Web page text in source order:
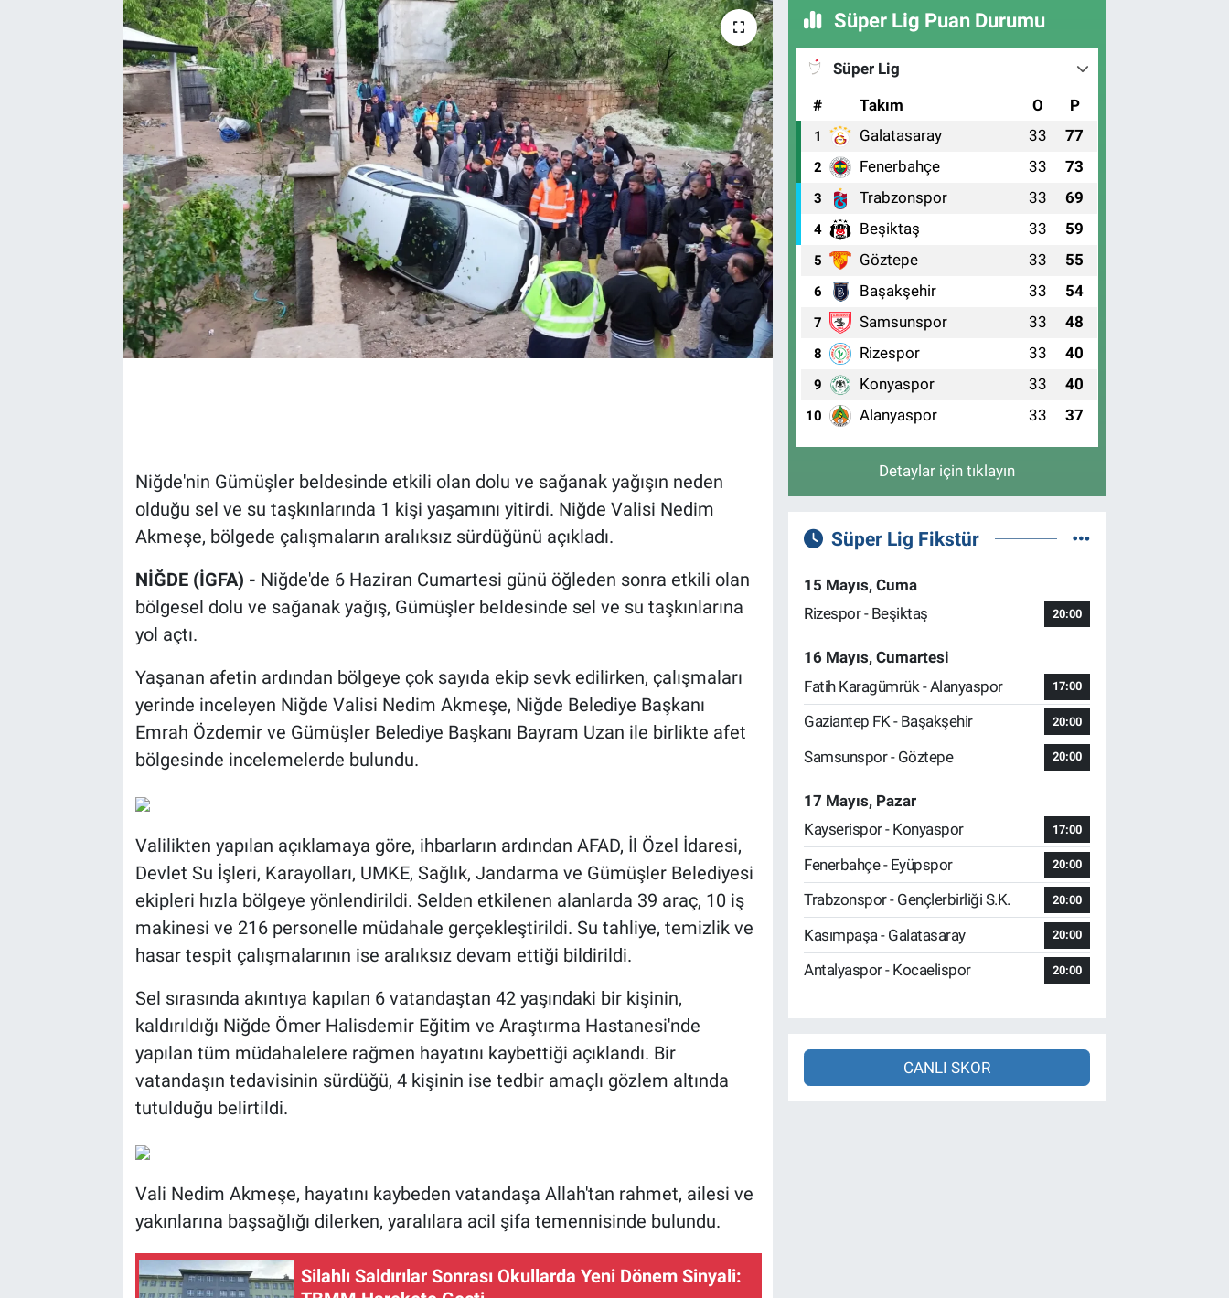
Niğde'nin Gümüşler beldesinde etkili olan dolu ve sağanak yağışın neden
olduğu sel ve su taşkınlarında 1 kişi yaşamını yitirdi. Niğde Valisi Nedim
Akmeşe, bölgede çalışmaların aralıksız sürdüğünü açıkladı.
NİĞDE (İGFA) - Niğde'de 6 Haziran Cumartesi günü öğleden sonra etkili olan
bölgesel dolu ve sağanak yağış, Gümüşler beldesinde sel ve su taşkınlarına
yol açtı.
Yaşanan afetin ardından bölgeye çok sayıda ekip sevk edilirken, çalışmaları
yerinde inceleyen Niğde Valisi Nedim Akmeşe, Niğde Belediye Başkanı
Emrah Özdemir ve Gümüşler Belediye Başkanı Bayram Uzan ile birlikte afet
bölgesinde incelemelerde bulundu.
Valilikten yapılan açıklamaya göre, ihbarların ardından AFAD, İl Özel İdaresi,
Devlet Su İşleri, Karayolları, UMKE, Sağlık, Jandarma ve Gümüşler Belediyesi
ekipleri hızla bölgeye yönlendirildi. Selden etkilenen alanlarda 39 araç, 10 iş
makinesi ve 216 personelle müdahale gerçekleştirildi. Su tahliye, temizlik ve
hasar tespit çalışmalarının ise aralıksız devam ettiği bildirildi.
Sel sırasında akıntıya kapılan 6 vatandaştan 42 yaşındaki bir kişinin,
kaldırıldığı Niğde Ömer Halisdemir Eğitim ve Araştırma Hastanesi'nde
yapılan tüm müdahalelere rağmen hayatını kaybettiği açıklandı. Bir
vatandaşın tedavisinin sürdüğü, 4 kişinin ise tedbir amaçlı gözlem altında
tutulduğu belirtildi.
Vali Nedim Akmeşe, hayatını kaybeden vatandaşa Allah'tan rahmet, ailesi ve
yakınlarına başsağlığı dilerken, yaralılara acil şifa temennisinde bulundu.
Silahlı Saldırılar Sonrası Okullarda Yeni Dönem Sinyali:
Süper Lig Puan Durumu
Süper Lig
#
Takım O P
1 Galatasaray 33 77
2 Fenerbahçe 33 73
3 Trabzonspor 33 69
4 Beşiktaş 33 59
5 Göztepe 33 55
6 Başakşehir 33 54
7 Samsunspor 33 48
8 Rizespor 33 40
9 Konyaspor 33 40
10 Alanyaspor 33 37
Detaylar için tıklayın
Süper Lig Fikstür
15 Mayıs, Cuma
Rizespor - Beşiktaş
20:00
16 Mayıs, Cumartesi
Fatih Karagümrük - Alanyaspor
17:00
Gaziantep FK - Başakşehir 20:00
Samsunspor - Göztepe 20:00
17 Mayıs, Pazar
Kayserispor - Konyaspor
17:00
Fenerbahçe - Eyüpspor 20:00
Trabzonspor - Gençlerbirliği S.K. 20:00
Kasımpaşa - Galatasaray 20:00
Antalyaspor - Kocaelispor 20:00
CANLI SKOR